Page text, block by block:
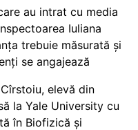
au intrat cu media
Iuliana
trebuie măsurată și
se angajează
elevă din
la Yale University cu
în Biofizică și